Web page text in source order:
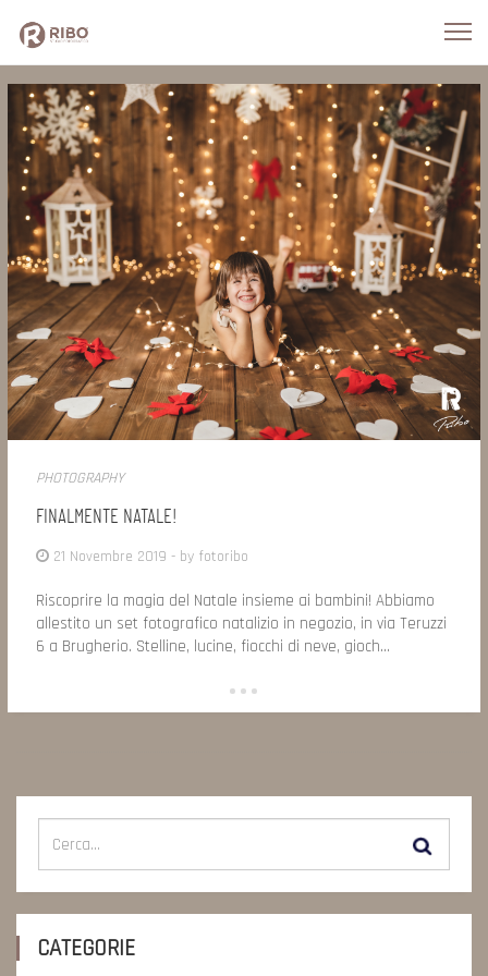
PHOTOGRAPHY
FINALMENTE NATALE!
21 Novembre 2019 - by fotoribo
Riscoprire la magia del Natale insieme ai bambini! Abbiamo
allestito un set fotografico natalizio in negozio, in via Teruzzi
6 a Brugherio. Stelline, lucine, fiocchi di neve, gioch...
CATEGORIE